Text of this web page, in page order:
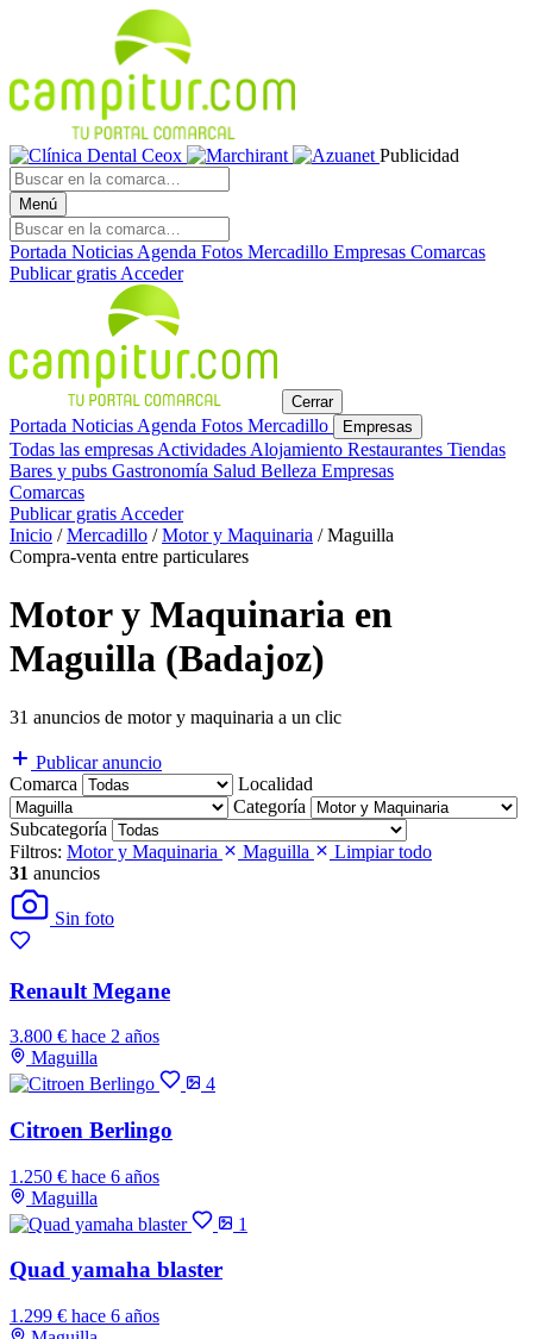
Publicidad
Menú
Portada Noticias Agenda Fotos Mercadillo Empresas Comarcas
Publicar gratis Acceder
Cerrar
Portada Noticias Agenda Fotos Mercadillo Empresas
Todas las empresas Actividades Alojamiento Restaurantes Tiendas
Bares y pubs Gastronomía Salud Belleza Empresas
Comarcas
Publicar gratis Acceder
Inicio / Mercadillo / Motor y Maquinaria / Maguilla
Compra-venta entre particulares
Motor y Maquinaria en
Maguilla (Badajoz)
31 anuncios de motor y maquinaria a un clic
Publicar anuncio
Comarca
Localidad
Categoría
Subcategoría
Filtros: Motor y Maquinaria Maguilla
Limpiar todo
31 anuncios
Sin foto
Renault Megane
3.800 € hace 2 años
Maguilla
4
Citroen Berlingo
1.250 € hace 6 años
Maguilla
1
Quad yamaha blaster
1.299 € hace 6 años